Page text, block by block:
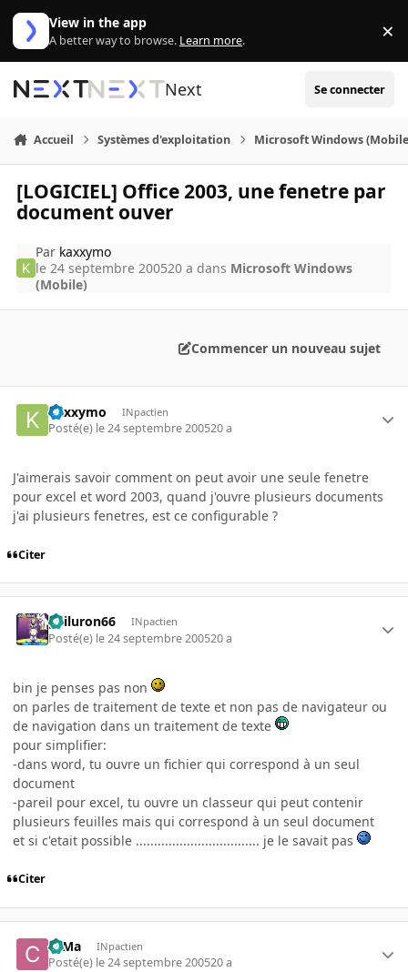
Aller au contenu
View in the app
A better way to browse. Learn more. ×
Next Se connecter
Accueil Systèmes d'exploitation Microsoft Windows
[LOGICIEL] Office 2003, une fenetre par
document ouver
Par kaxxymo
le 24 septembre 200520 a dans Microsoft Windows
(Mobile)
Commencer un nouveau sujet
kaxxymo INpactien
Posté(e) le 24 septembre 200520 a
J'aimerais savoir comment on peut avoir une seule fenetre
pour excel et word 2003, quand j'ouvre plusieurs documents
j'ai plusieurs fenetres, est ce configurable ?
Citer
gailuron66 INpactien
Posté(e) le 24 septembre 200520 a
bin je penses pas non
on parles de traitement de texte et non pas de navigateur ou
de navigation dans un traitement de texte
pour simplifier:
-dans word, tu ouvre un fichier qui correspond à un seul
document
-pareil pour excel, tu ouvre un classeur qui peut contenir
plusieurs feuilles mais qui correspond à un seul document
et si c'etait possible .................................. je le savait pas
Citer
c0Ma INpactien
Posté(e) le 24 septembre 200520 a